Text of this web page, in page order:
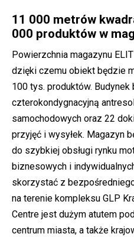
11 000 metrów
000 produktów w
Powierzchnia magazynu
dzięki czemu obiekt będzie
100 tys. produktów.
czterokondygnacyjną
samochodowych oraz 22
przyjęć i wysyłek. Magazyn
do szybkiej obsługi rynku
biznesowych i
skorzystać z
na terenie kompleksu GLP
Centre jest dużym atutem
centrum miasta, a także